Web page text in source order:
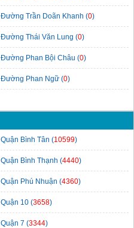
Đường Trần Doãn Khanh (0)
Đường Thái Văn Lung (0)
Đường Phan Bội Châu (0)
Đường Phan Ngữ (0)
Quận Bình Tân (10599)
Quận Bình Thạnh (4440)
Quận Phú Nhuận (4360)
Quận 10 (3658)
Quận 7 (3344)